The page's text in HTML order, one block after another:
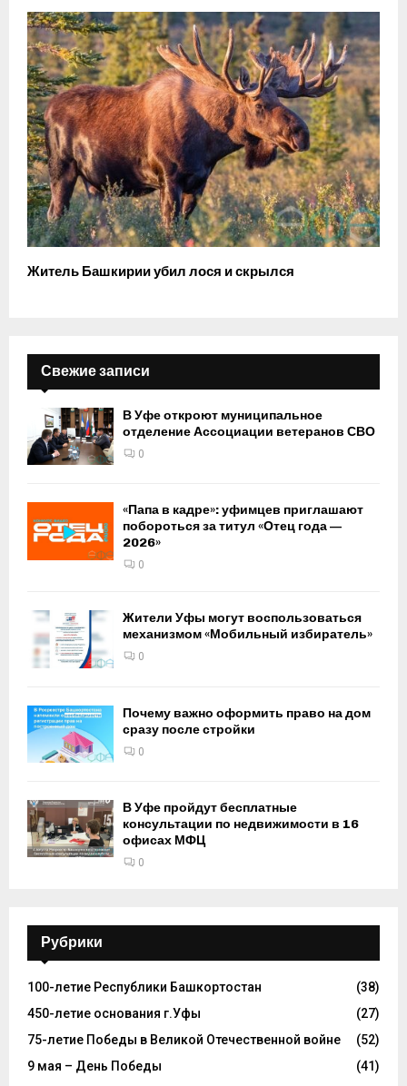
Житель Башкирии убил лося и скрылся
Свежие записи
В Уфе откроют муниципальное
отделение Ассоциации ветеранов СВО
0
«Папа в кадре»: уфимцев приглашают
побороться за титул «Отец года —
2026»
0
Жители Уфы могут воспользоваться
механизмом «Мобильный избиратель»
0
Почему важно оформить право на дом
сразу после стройки
0
В Уфе пройдут бесплатные
консультации по недвижимости в 16
офисах МФЦ
0
Рубрики
100-летие Республики Башкортостан
(38)
450-летие основания г.Уфы
(27)
75-летие Победы в Великой Отечественной войне
(52)
9 мая – День Победы
(41)